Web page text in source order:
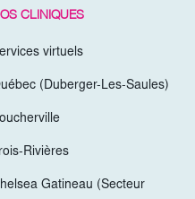
CLINIQUES
virtuels
(Duberger-Les-Saules)
Rivières
Gatineau (Secteur